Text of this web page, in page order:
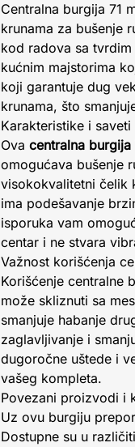
Centralna burgija 71
krunama za bušenje
kod radova sa
kućnim majstorima
koji garantuje dug
krunama, što
Karakteristike i
Ova centralna burgija
omogućava bušenje
visokokvalitetni čelik
ima podešavanje
isporuka vam
centar i ne stvara
Važnost korišćenja
Korišćenje centralne
može skliznuti sa
smanjuje habanje
zaglavljivanje i
dugoročne uštede i
vašeg kompleta.
Povezani proizvodi i
Uz ovu burgiju
Dostupne su u